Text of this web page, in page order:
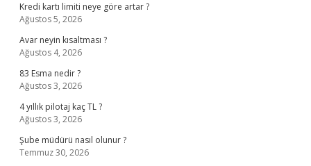
Kredi kartı limiti neye göre artar ?
Ağustos 5, 2026
Avar neyin kısaltması ?
Ağustos 4, 2026
83 Esma nedir ?
Ağustos 3, 2026
4 yıllık pilotaj kaç TL ?
Ağustos 3, 2026
Şube müdürü nasıl olunur ?
Temmuz 30, 2026